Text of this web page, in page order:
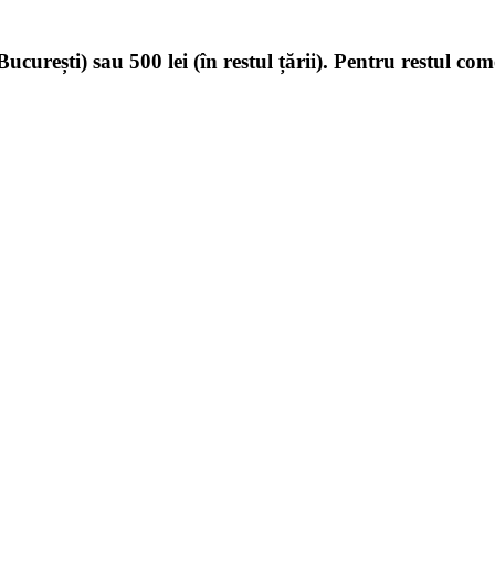
sau 500 lei (în restul țării). Pentru restul